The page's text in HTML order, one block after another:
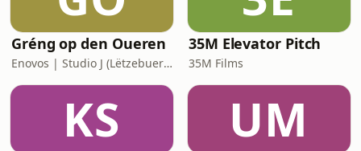
Gréng op den Oueren
Enovos | Studio J (Lëtzebuerger Journal)
35M Elevator Pitch
35M Films
KS UM